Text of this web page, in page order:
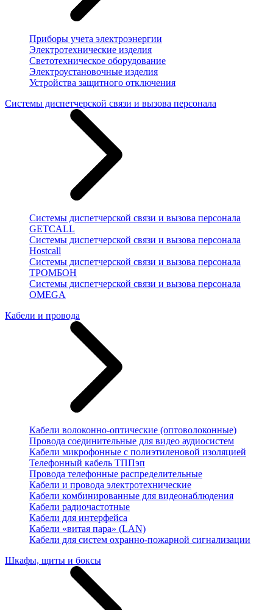
Приборы учета электроэнергии
Электротехнические изделия
Светотехническое оборудование
Электроустановочные изделия
Устройства защитного отключения
Системы диспетчерской связи и вызова персонала
Системы диспетчерской связи и вызова персонала
GETCALL
Системы диспетчерской связи и вызова персонала
Hostcall
Системы диспетчерской связи и вызова персонала
ТРОМБОН
Системы диспетчерской связи и вызова персонала
OMEGA
Кабели и провода
Кабели волоконно-оптические (оптоволоконные)
Провода соединительные для видео аудиосистем
Кабели микрофонные с полиэтиленовой изоляцией
Телефонный кабель ТППэп
Провода телефонные распределительные
Кабели и провода электротехнические
Кабели комбинированные для видеонаблюдения
Кабели радиочастотные
Кабели для интерфейса
Кабели «витая пара» (LAN)
Кабели для систем охранно-пожарной сигнализации
Шкафы, щиты и боксы